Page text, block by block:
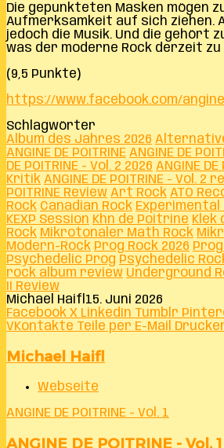
Die gepunkteten Masken mögen
Aufmerksamkeit auf sich ziehen.
jedoch die Musik. Und die gehört
was der moderne Rock derzeit
(9,5 Punkte)
https://www.facebook.com/
Schlagwörter
Album des Jahres 2026
ANGINE DE POITRINE ANGINE DE
DE POITRINE - Vol. 2 2026 ANGINE DE
Kritik ANGINE DE POITRINE - Vol. 2
POITRINE Review Art Rock ATO
Rock Canadian Rock Experimental
KEXP Session Khn de Poitrine Klek
Rock Mikrotonaler Math Rock
Modern-Rock Prog Rock 2026
Psychedelic Prog Psychedelic
rock album review Underground
II Review
Michael Haifl 15. Juni 2026
Facebook X LinkedIn Tumblr
VKontakte Teile per E-Mail
Michael Haifl
Webseite
ANGINE DE POITRINE - Vol. 1
ANGINE DE POITRINE - Vol. 1